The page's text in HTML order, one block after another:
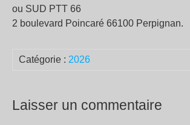
ou SUD PTT 66
2 boulevard Poincaré 66100 Perpignan.
Catégorie : 2026
Laisser un commentaire